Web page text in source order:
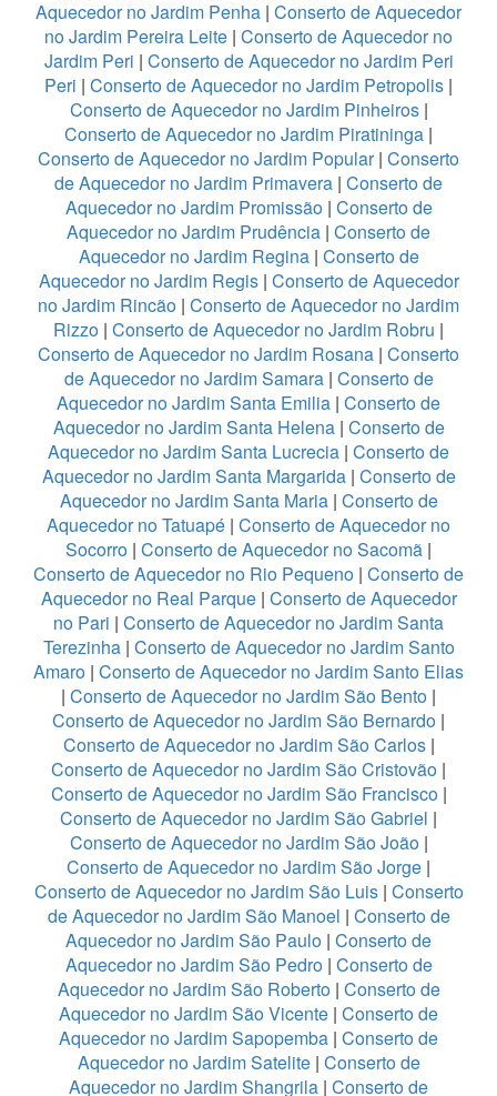
Aquecedor no Jardim Penha | Conserto de Aquecedor
no Jardim Pereira Leite | Conserto de Aquecedor no
Jardim Peri | Conserto de Aquecedor no Jardim Peri
Peri | Conserto de Aquecedor no Jardim Petropolis |
Conserto de Aquecedor no Jardim Pinheiros|
Conserto de Aquecedor no Jardim Piratininga |
Conserto de Aquecedor no Jardim Popular| Conserto
de Aquecedor no Jardim Primavera | Conserto de
Aquecedor no Jardim Promissão| Conserto de
Aquecedor no Jardim Prudência | Conserto de
Aquecedor no Jardim Regina| Conserto de
Aquecedor no Jardim Regis| Conserto de Aquecedor
no Jardim Rincão | Conserto de Aquecedor no Jardim
Rizzo | Conserto de Aquecedor no Jardim Robru |
Conserto de Aquecedor no Jardim Rosana | Conserto
de Aquecedor no Jardim Samara| Conserto de
Aquecedor no Jardim Santa Emilia | Conserto de
Aquecedor no Jardim Santa Helena| Conserto de
Aquecedor no Jardim Santa Lucrecia | Conserto de
Aquecedor no Jardim Santa Margarida| Conserto de
Aquecedor no Jardim Santa Maria| Conserto de
Aquecedor no Tatuapé | Conserto de Aquecedor no
Socorro | Conserto de Aquecedor no Sacomã |
Conserto de Aquecedor no Rio Pequeno | Conserto de
Aquecedor no Real Parque| Conserto de Aquecedor
no Pari | Conserto de Aquecedor no Jardim Santa
Terezinha| Conserto de Aquecedor no Jardim Santo
Amaro | Conserto de Aquecedor no Jardim Santo Elias
| Conserto de Aquecedor no Jardim São Bento |
Conserto de Aquecedor no Jardim São Bernardo |
Conserto de Aquecedor no Jardim São Carlos|
Conserto de Aquecedor no Jardim São Cristovão |
Conserto de Aquecedor no Jardim São Francisco|
Conserto de Aquecedor no Jardim São Gabriel |
Conserto de Aquecedor no Jardim São João|
Conserto de Aquecedor no Jardim São Jorge |
Conserto de Aquecedor no Jardim São Luis| Conserto
de Aquecedor no Jardim São Manoel | Conserto de
Aquecedor no Jardim São Paulo | Conserto de
Aquecedor no Jardim São Pedro| Conserto de
Aquecedor no Jardim São Roberto| Conserto de
Aquecedor no Jardim São Vicente | Conserto de
Aquecedor no Jardim Sapopemba | Conserto de
Aquecedor no Jardim Satelite| Conserto de
Aquecedor no Jardim Shangrila | Conserto de